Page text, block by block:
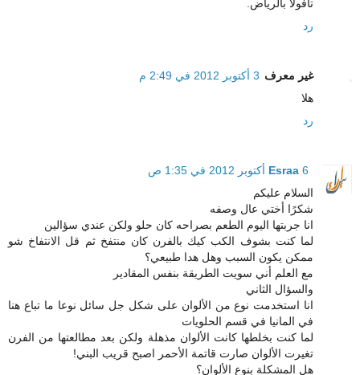
تافولا بالرياض.
رد
غير معرف 3 أكتوبر 2012 في 2:49 م
هلا
رد
Esraa 6 أكتوبر 2012 في 1:35 ص
السلام عليكم
شكرًا أختي عال وصفه
انا جربتها اليوم الطعم بصراحه كان حلو ولكن عندي سؤالين
لما كنت بشوف الكب كيك بالفرن كان منتفخ ثم قل الانتفاخ شو
ممكن يكون السبب وهل هدا طبيعي؟
مع العلم أني سويت الطريقة بنفس المقادير
والسؤال الثاني
انا استخدمت نوع من الألوان على شكل جل سائل نوعا ما تباع هنا
في المانيا في قسم الحلويات
لما كنت بخلطها كانت الألوان مذهلة ولكن بعد مطالعتها من الفرن
تغيرت الألوان صارت قاتمة الأحمر اصبح قريب البني!
هل المشكلة بنوع الألوان؟